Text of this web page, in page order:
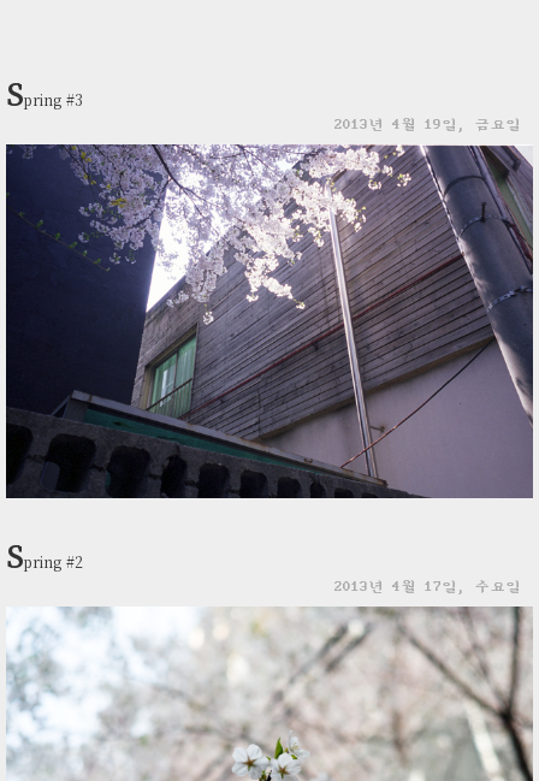
Spring #3
2013년 4월 19일, 금요일
Spring #2
2013년 4월 17일, 수요일